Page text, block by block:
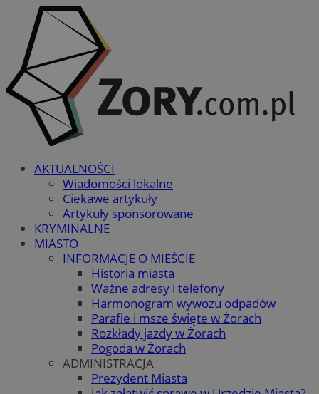
AKTUALNOŚCI
Wiadomości lokalne
Ciekawe artykuły
Artykuły sponsorowane
KRYMINALNE
MIASTO
INFORMACJE O MIEŚCIE
Historia miasta
Ważne adresy i telefony
Harmonogram wywozu odpadów
Parafie i msze święte w Żorach
Rozkłady jazdy w Żorach
Pogoda w Żorach
ADMINISTRACJA
Prezydent Miasta